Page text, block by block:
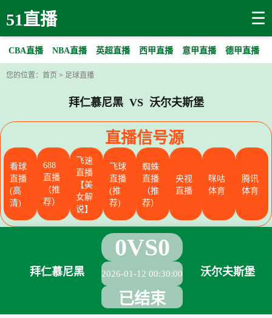
51直播 ☰
CBA直播 NBA直播 英超直播 西甲直播 意甲直播 德甲直播
您的位置： 首页 > 足球直播
拜仁慕尼黑 VS 沃尔夫斯堡
直播信号源
看球
直播
(高
清)
688
直播
（推
荐）
飞速
直播
【美
女解
说】
飞球
直播
(推
荐)
蜘蛛
直播
（推
荐）
央视
直播
咪咕
体育
腾讯
体育
拜仁慕尼黑
0VS0
2026-01-12 00:30:00
已结束
沃尔夫斯堡